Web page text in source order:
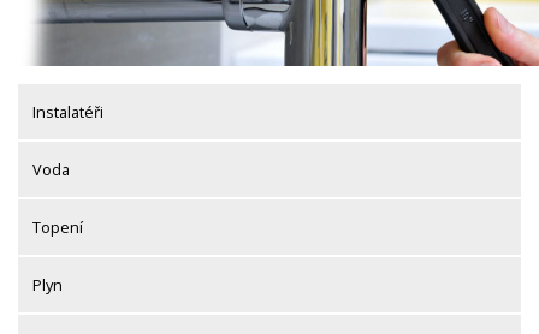
Instalatéři
Voda
Topení
Plyn